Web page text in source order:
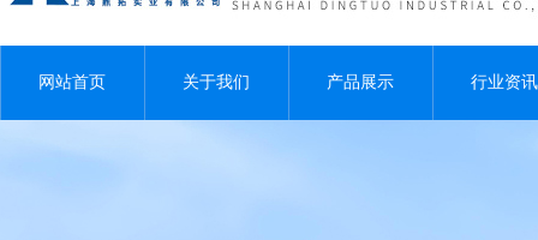
网站首页 关于我们 产品展示 行业资讯